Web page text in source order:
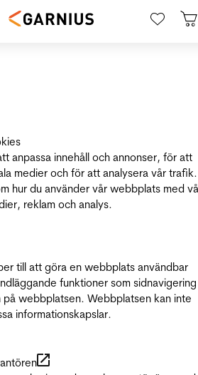
anpassa innehåll och annonser, för att
medier och för att analysera vår
hur du använder vår webbplats med
reklam och analys.
till att göra en webbplats användbar
funktioner som
på webbplatsen. Webbplatsen kan inte
informationskapslar.